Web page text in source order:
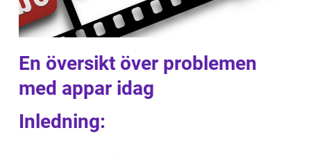
En översikt över problemen
med appar idag
Inledning: